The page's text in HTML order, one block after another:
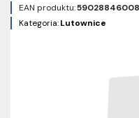
EAN produktu:
Kategoria:Lutownice